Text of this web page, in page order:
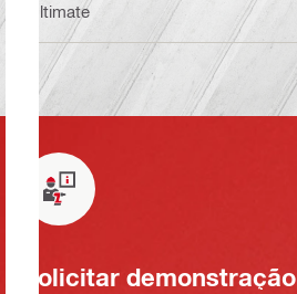
Ultimate
Solicitar demonstração